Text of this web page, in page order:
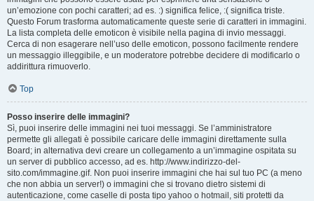
un’emozione con pochi caratteri; ad es. :) significa felice, :( significa triste.
Questo Forum trasforma automaticamente queste serie di caratteri in immagini.
La lista completa delle emoticon è visibile nella pagina di invio messaggi.
Cerca di non esagerare nell’uso delle emoticon, possono facilmente rendere
un messaggio illeggibile, e un moderatore potrebbe decidere di modificarlo o
addirittura rimuoverlo.
Top
Posso inserire delle immagini?
Sì, puoi inserire delle immagini nei tuoi messaggi. Se l’amministratore
permette gli allegati è possibile caricare delle immagini direttamente sulla
Board; in alternativa devi creare un collegamento a un’immagine ospitata su
un server di pubblico accesso, ad es. http://www.indirizzo-del-
sito.com/immagine.gif. Non puoi inserire immagini che hai sul tuo PC (a meno
che non abbia un server!) o immagini che si trovano dietro sistemi di
autenticazione, come caselle di posta tipo yahoo o hotmail, siti protetti da